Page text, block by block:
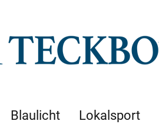
Blaulicht Lokalsport